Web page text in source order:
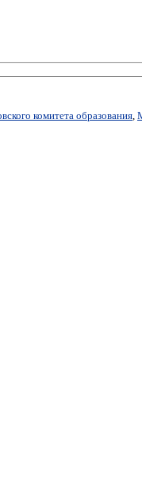
комитета образования,